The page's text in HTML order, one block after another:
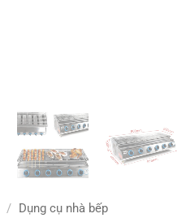
/ Dụng cụ nhà bếp